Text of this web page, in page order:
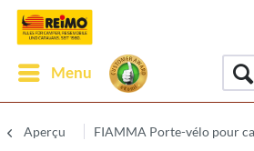
Menu
Aperçu FIAMMA Porte-vélo pour